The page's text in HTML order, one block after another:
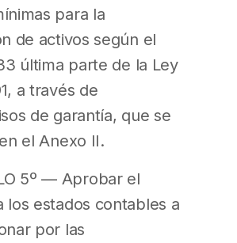
para la
de activos según el
última parte de la Ley
a través de
de garantía, que se
el Anexo II.
5º — Aprobar el
los estados contables a
por las